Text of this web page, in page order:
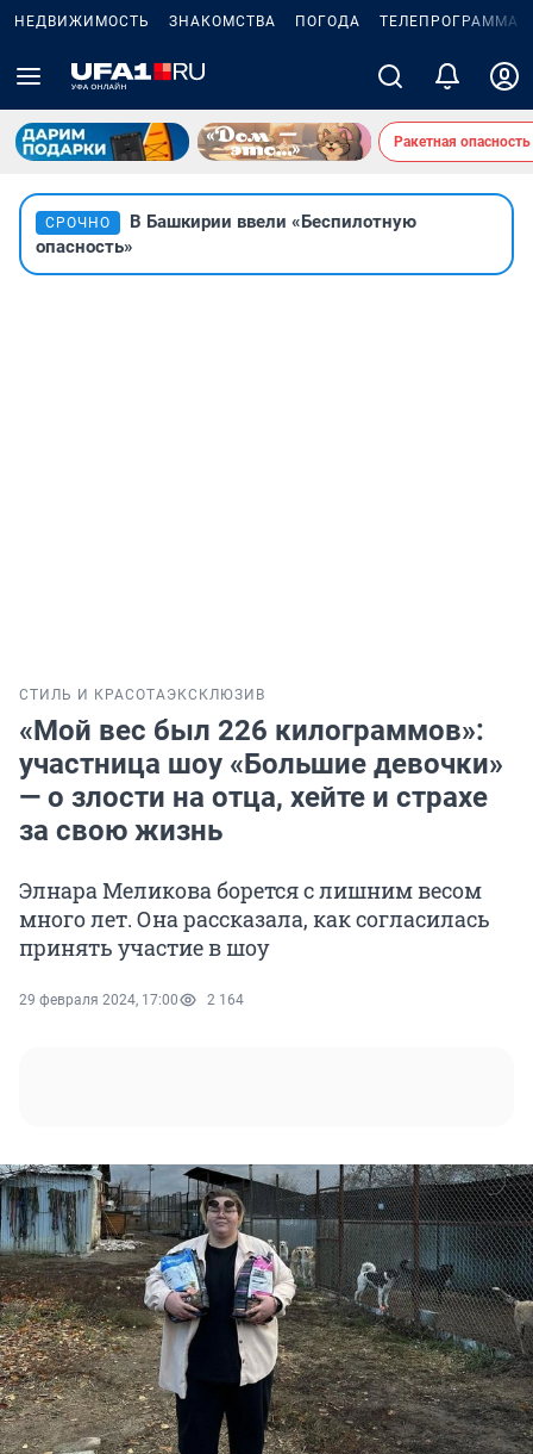
НЕДВИЖИМОСТЬ ЗНАКОМСТВА ПОГОДА ТЕЛЕПРОГРАММА
Ракетная
СРОЧНО
В Башкирии ввели «Беспилотную
опасность»
СТИЛЬ И КРАСОТАЭКСКЛЮЗИВ
«Мой вес был 226 килограммов»:
участница шоу «Большие девочки»
— о злости на отца, хейте и страхе
за свою жизнь
Элнара Меликова борется с лишним весом
много лет. Она рассказала, как согласилась
принять участие в шоу
29 февраля 2024, 17:00 2 164